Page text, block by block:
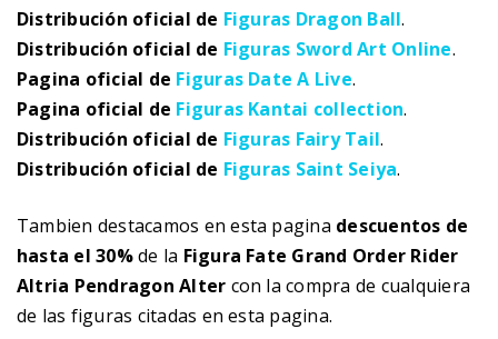
Distribución oficial de Figuras Dragon Ball.
Distribución oficial de Figuras Sword Art Online.
Pagina oficial de Figuras Date A Live.
Pagina oficial de Figuras Kantai collection.
Distribución oficial de Figuras Fairy Tail.
Distribución oficial de Figuras Saint Seiya.
Tambien destacamos en esta pagina descuentos de
hasta el 30%de la Figura Fate Grand Order Rider
Altria Pendragon Alter con la compra de cualquiera
de las figuras citadas en esta pagina.